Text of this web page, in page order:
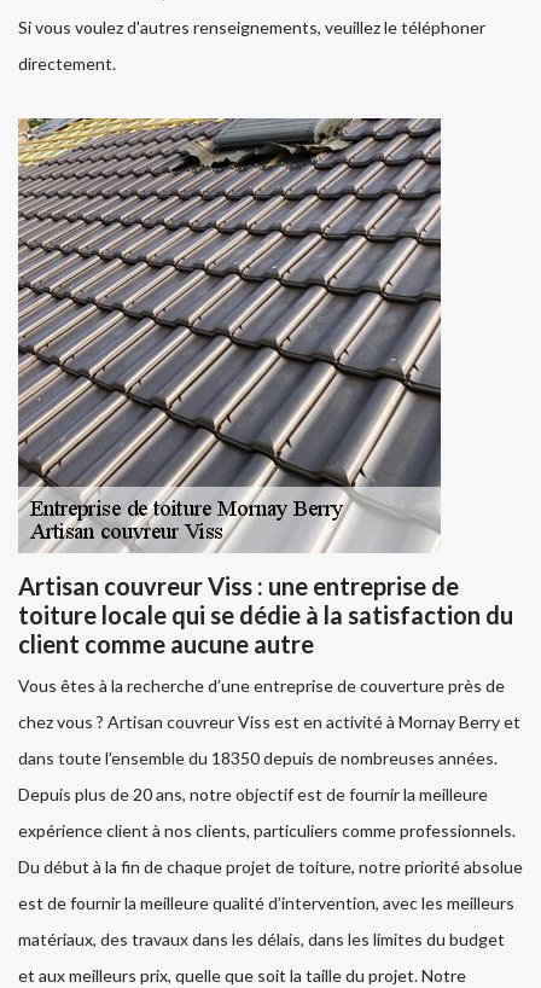
Si vous voulez d'autres renseignements, veuillez le téléphoner
directement.
Artisan couvreur Viss : une entreprise de
toiture locale qui se dédie à la satisfaction du
client comme aucune autre
Vous êtes à la recherche d’une entreprise de couverture près de
chez vous ? Artisan couvreur Viss est en activité à Mornay Berry et
dans toute l’ensemble du 18350 depuis de nombreuses années.
Depuis plus de 20 ans, notre objectif est de fournir la meilleure
expérience client à nos clients, particuliers comme professionnels.
Du début à la fin de chaque projet de toiture, notre priorité absolue
est de fournir la meilleure qualité d’intervention, avec les meilleurs
matériaux, des travaux dans les délais, dans les limites du budget
et aux meilleurs prix, quelle que soit la taille du projet. Notre